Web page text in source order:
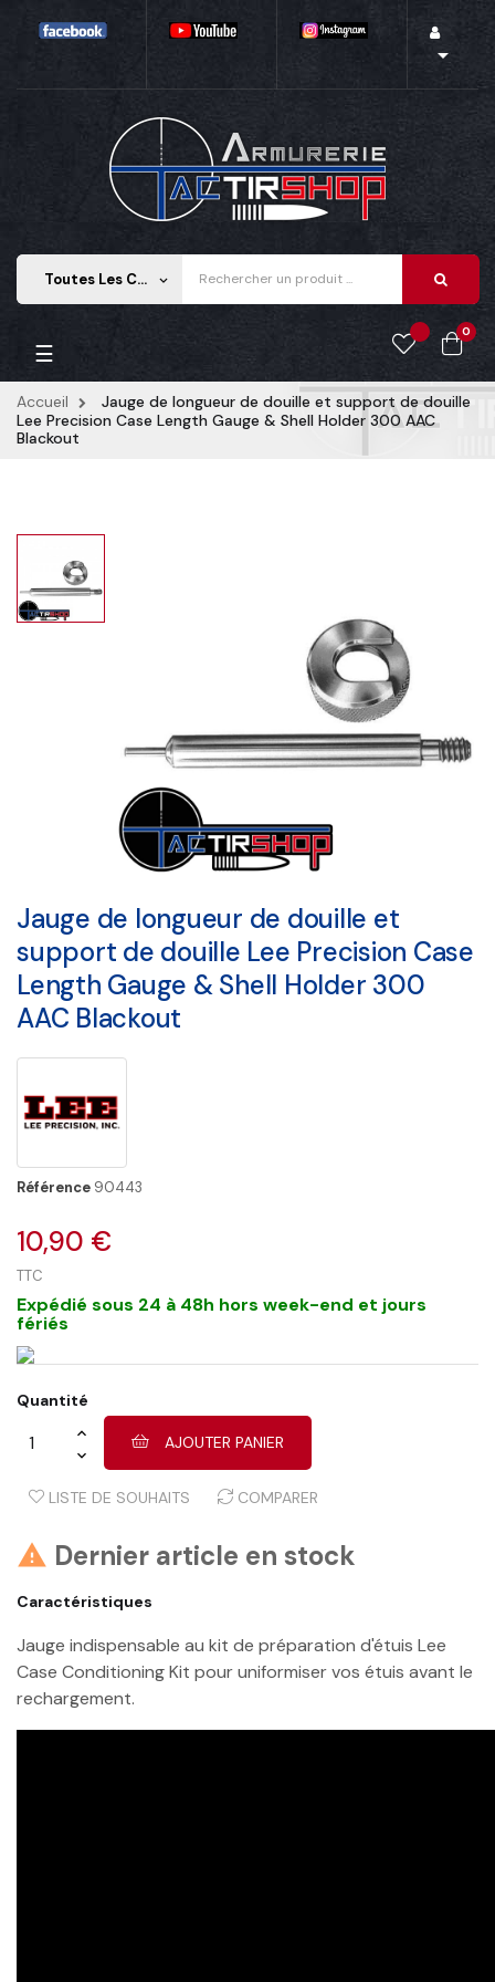

Toutes Les Catégories keyboard_arrow_down
0
Basculer
la
navigation
☰
Accueil
Jauge de longueur de douille et support de douille
Lee Precision Case Length Gauge & Shell Holder 300 AAC
Blackout
Jauge de longueur de douille et
support de douille Lee Precision Case
Length Gauge & Shell Holder 300
AAC Blackout
Référence 90443
10,90 €
TTC
Expédié sous 24 à 48h hors week-end et jours
fériés
Quantité
AJOUTER PANIER
LISTE DE SOUHAITS COMPARER
 Dernier article en stock
Caractéristiques
Jauge indispensable au kit de préparation d'étuis Lee
Case Conditioning Kit pour uniformiser vos étuis avant le
rechargement.